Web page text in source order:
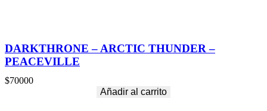
DARKTHRONE – ARCTIC THUNDER –
PEACEVILLE
$70000
Añadir al carrito